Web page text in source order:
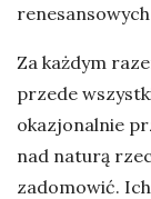
Za każdym
przede
okazjonalnie
nad naturą
zadomowić.